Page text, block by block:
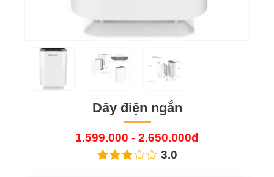
Dây điện ngắn
1.599.000 - 2.650.000đ
3.0